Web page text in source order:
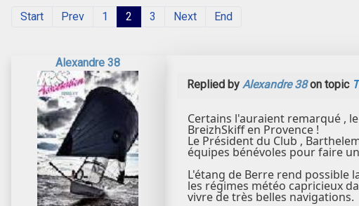
Start Prev 1 2 3 Next End
Alexandre 38
Replied by Alexandre 38on topic
Certains l'auraient remarqué ,
BreizhSkiff en Provence !
Le Président du Club ,
équipes bénévoles pour faire
L'étang de Berre rend possible
les régimes météo capricieux
vivre de très belles navigations.